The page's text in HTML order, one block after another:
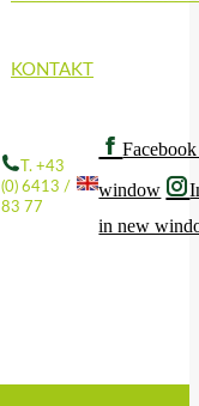
KONTAKT
T. +43
(0) 6413 /
83 77
window
in new